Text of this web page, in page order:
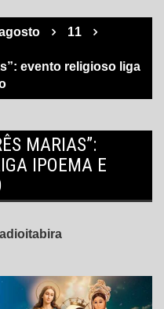
11
evento religioso liga
MARIAS”:
IPOEMA E